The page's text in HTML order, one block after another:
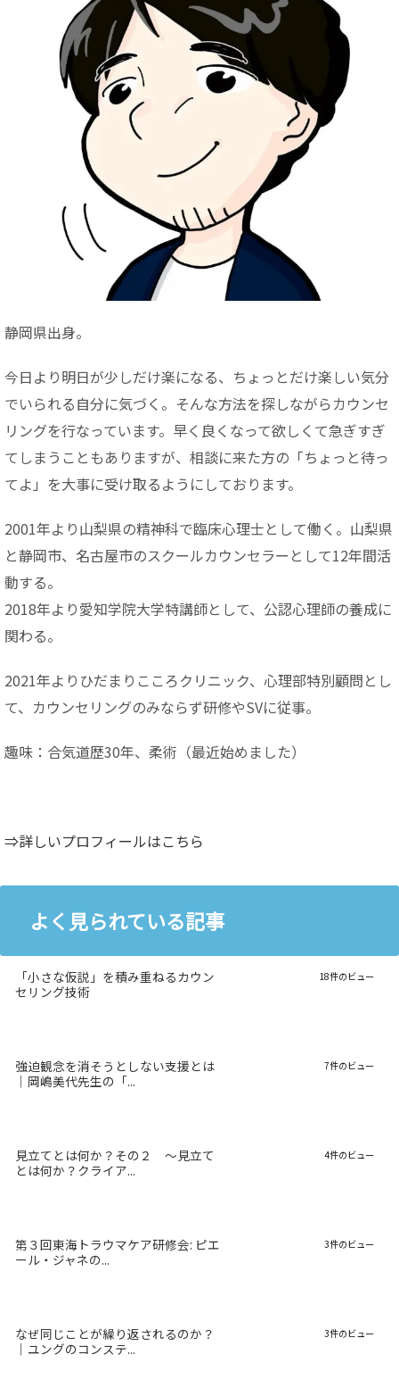
静岡県出身。
今日より明日が少しだけ楽になる、ちょっとだけ楽しい気分
でいられる自分に気づく。そんな方法を探しながらカウンセ
リングを行なっています。早く良くなって欲しくて急ぎすぎ
てしまうこともありますが、相談に来た方の「ちょっと待っ
てよ」を大事に受け取るようにしております。
2001年より山梨県の精神科で臨床心理士として働く。山梨県
と静岡市、名古屋市のスクールカウンセラーとして12年間活
動する。
2018年より愛知学院大学特講師として、公認心理師の養成に
関わる。
2021年よりひだまりこころクリニック、心理部特別顧問とし
て、カウンセリングのみならず研修やSVに従事。
趣味：合気道歴30年、柔術（最近始めました）
⇒詳しいプロフィールはこちら
よく見られている記事
「小さな仮説」を積み重ねるカウン
セリング技術
18件のビュー
強迫観念を消そうとしない支援とは
｜岡嶋美代先生の「...
7件のビュー
見立てとは何か？その２ 〜見立て
とは何か？クライア...
4件のビュー
第３回東海トラウマケア研修会: ピエ
ール・ジャネの...
3件のビュー
なぜ同じことが繰り返されるのか？
｜ユングのコンステ...
3件のビュー